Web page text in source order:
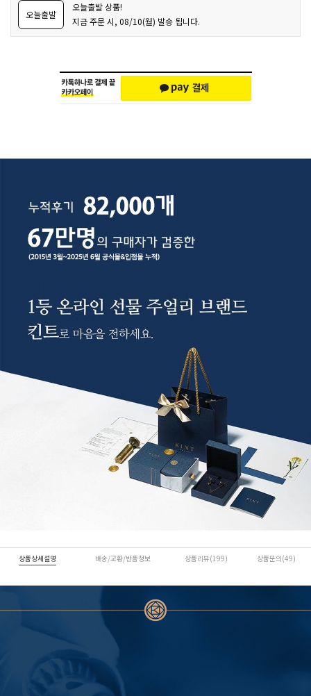
오늘출발
오늘출발 상품!
지금 주문 시, 08/10(월) 발송 됩니다.
상품상세설명 배송/교환/반품정보 상품리뷰(199) 상품문의(49)